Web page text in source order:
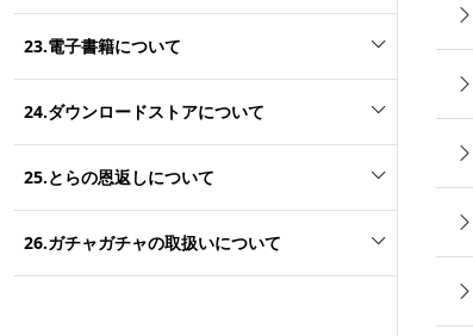
23.電子書籍について
24.ダウンロードストアについて
25.とらの恩返しについて
26.ガチャガチャの取扱いについて